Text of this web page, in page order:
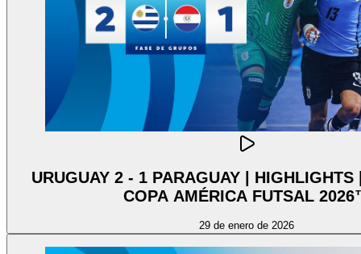
URUGUAY 2 - 1 PARAGUAY |
COPA AMÉRICA FUTSAL
29 de enero de 2026